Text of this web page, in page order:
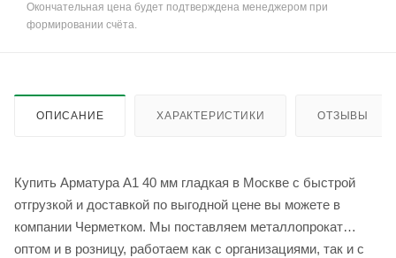
Окончательная цена будет подтверждена менеджером при
формировании счёта.
ОПИСАНИЕ ХАРАКТЕРИСТИКИ ОТЗЫВЫ
Купить Арматура А1 40 мм гладкая в Москве с быстрой
отгрузкой и доставкой по выгодной цене вы можете в
компании Черметком. Мы поставляем металлопрокат
оптом и в розницу, работаем как с организациями, так и с